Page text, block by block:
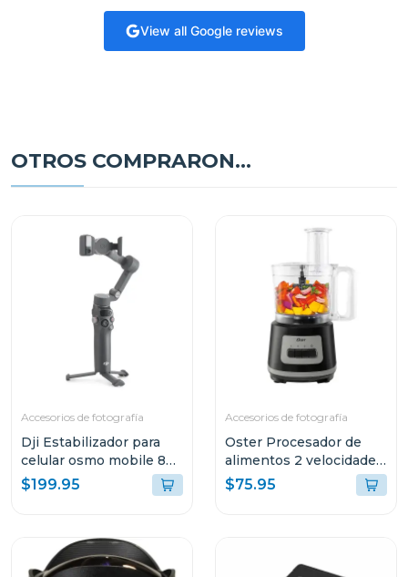
View all Google reviews
OTROS COMPRARON...
Accesorios de fotografía
Dji Estabilizador para
celular osmo mobile 8
s308
$199.95
Accesorios de fotografía
Oster Procesador de
alimentos 2 velocidades
+ turbo 500 w fp1455
$75.95